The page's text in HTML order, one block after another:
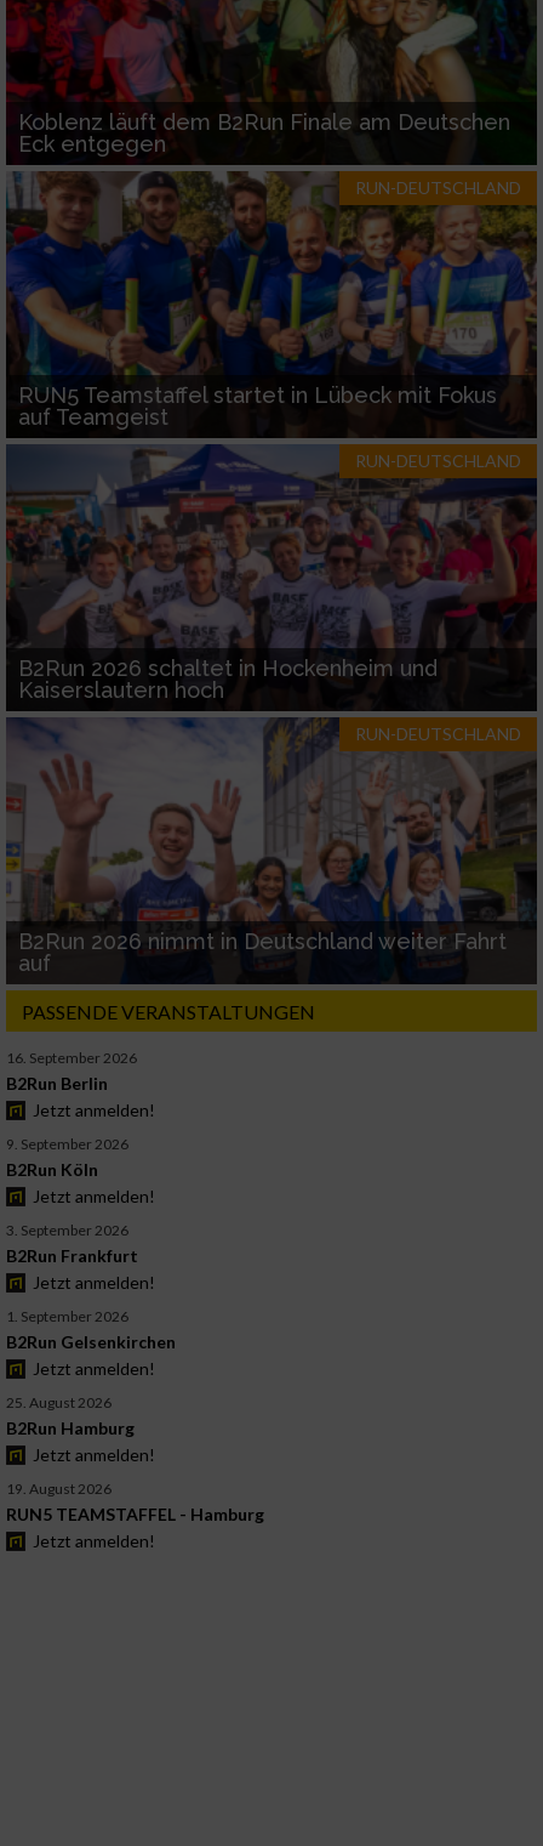
Koblenz läuft dem B2Run Finale am Deutschen
Eck entgegen
RUN-DEUTSCHLAND
RUN5 Teamstaffel startet in Lübeck mit Fokus
auf Teamgeist
RUN-DEUTSCHLAND
B2Run 2026 schaltet in Hockenheim und
Kaiserslautern hoch
RUN-DEUTSCHLAND
B2Run 2026 nimmt in Deutschland weiter Fahrt
auf
PASSENDE VERANSTALTUNGEN
16. September 2026
B2Run Berlin
Jetzt anmelden!
9. September 2026
B2Run Köln
Jetzt anmelden!
3. September 2026
B2Run Frankfurt
Jetzt anmelden!
1. September 2026
B2Run Gelsenkirchen
Jetzt anmelden!
25. August 2026
B2Run Hamburg
Jetzt anmelden!
19. August 2026
RUN5 TEAMSTAFFEL - Hamburg
Jetzt anmelden!